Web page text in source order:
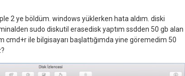
2 ye böldüm. windows yüklerken hata aldım. diski
sudo diskutil erasedisk yaptım ssdden 50 gb alan
cmd+r ile bilgisayarı başlattığımda yine göremedim 50